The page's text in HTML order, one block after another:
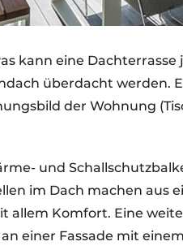
kann eine
überdacht werden.
der Wohnung
und
im Dach machen aus
allem Komfort. Eine
einer Fassade mit